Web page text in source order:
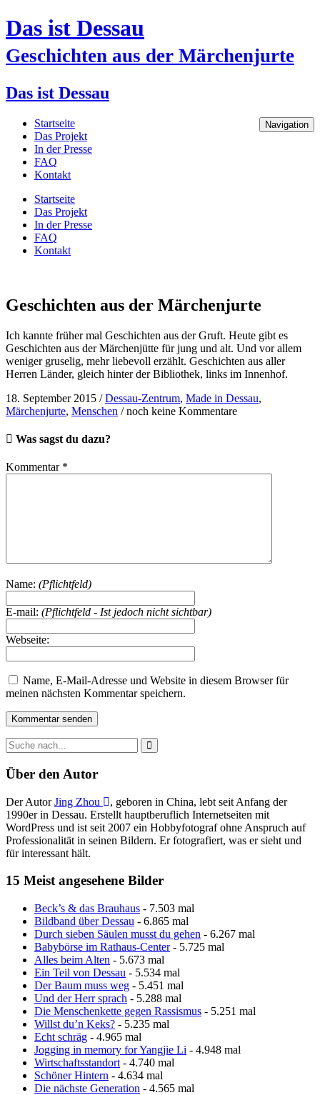
Das ist Dessau
Geschichten aus der Märchenjurte
Das ist Dessau
Navigation
Startseite
Das Projekt
In der Presse
FAQ
Kontakt
Startseite
Das Projekt
In der Presse
FAQ
Kontakt
Geschichten aus der Märchenjurte
Ich kannte früher mal Geschichten aus der Gruft. Heute gibt es
Geschichten aus der Märchenjütte für jung und alt. Und vor allem
weniger gruselig, mehr liebevoll erzählt. Geschichten aus aller
Herren Länder, gleich hinter der Bibliothek, links im Innenhof.
18. September 2015 /Dessau-Zentrum, Made in Dessau,
Märchenjurte, Menschen /noch keine Kommentare
Was sagst du dazu?
Kommentar *
Name: (Pflichtfeld)
E-mail: (Pflichtfeld - Ist jedoch nicht sichtbar)
Webseite:
Name, E-Mail-Adresse und Website in diesem Browser für
meinen nächsten Kommentar speichern.
Über den Autor
Der AutorJing Zhou
, geboren in China, lebt seit Anfang der
1990er in Dessau. Erstellt hauptberuflich Internetseiten mit
WordPress und ist seit 2007 ein Hobbyfotograf ohne Anspruch auf
Professionalität in seinen Bildern. Er fotografiert, was er sieht und
für interessant hält.
15 Meist angesehene Bilder
Beck’s & das Brauhaus - 7.503 mal
Bildband über Dessau - 6.865 mal
Durch sieben Säulen musst du gehen - 6.267 mal
Babybörse im Rathaus-Center- 5.725 mal
Alles beim Alten - 5.673 mal
Ein Teil von Dessau - 5.534 mal
Der Baum muss weg - 5.451 mal
Und der Herr sprach - 5.288 mal
Die Menschenkette gegen Rassismus - 5.251 mal
Willst du’n Keks? - 5.235 mal
Echt schräg - 4.965 mal
Jogging in memory for Yangjie Li - 4.948 mal
Wirtschaftsstandort - 4.740 mal
Schöner Hintern - 4.634 mal
Die nächste Generation - 4.565 mal